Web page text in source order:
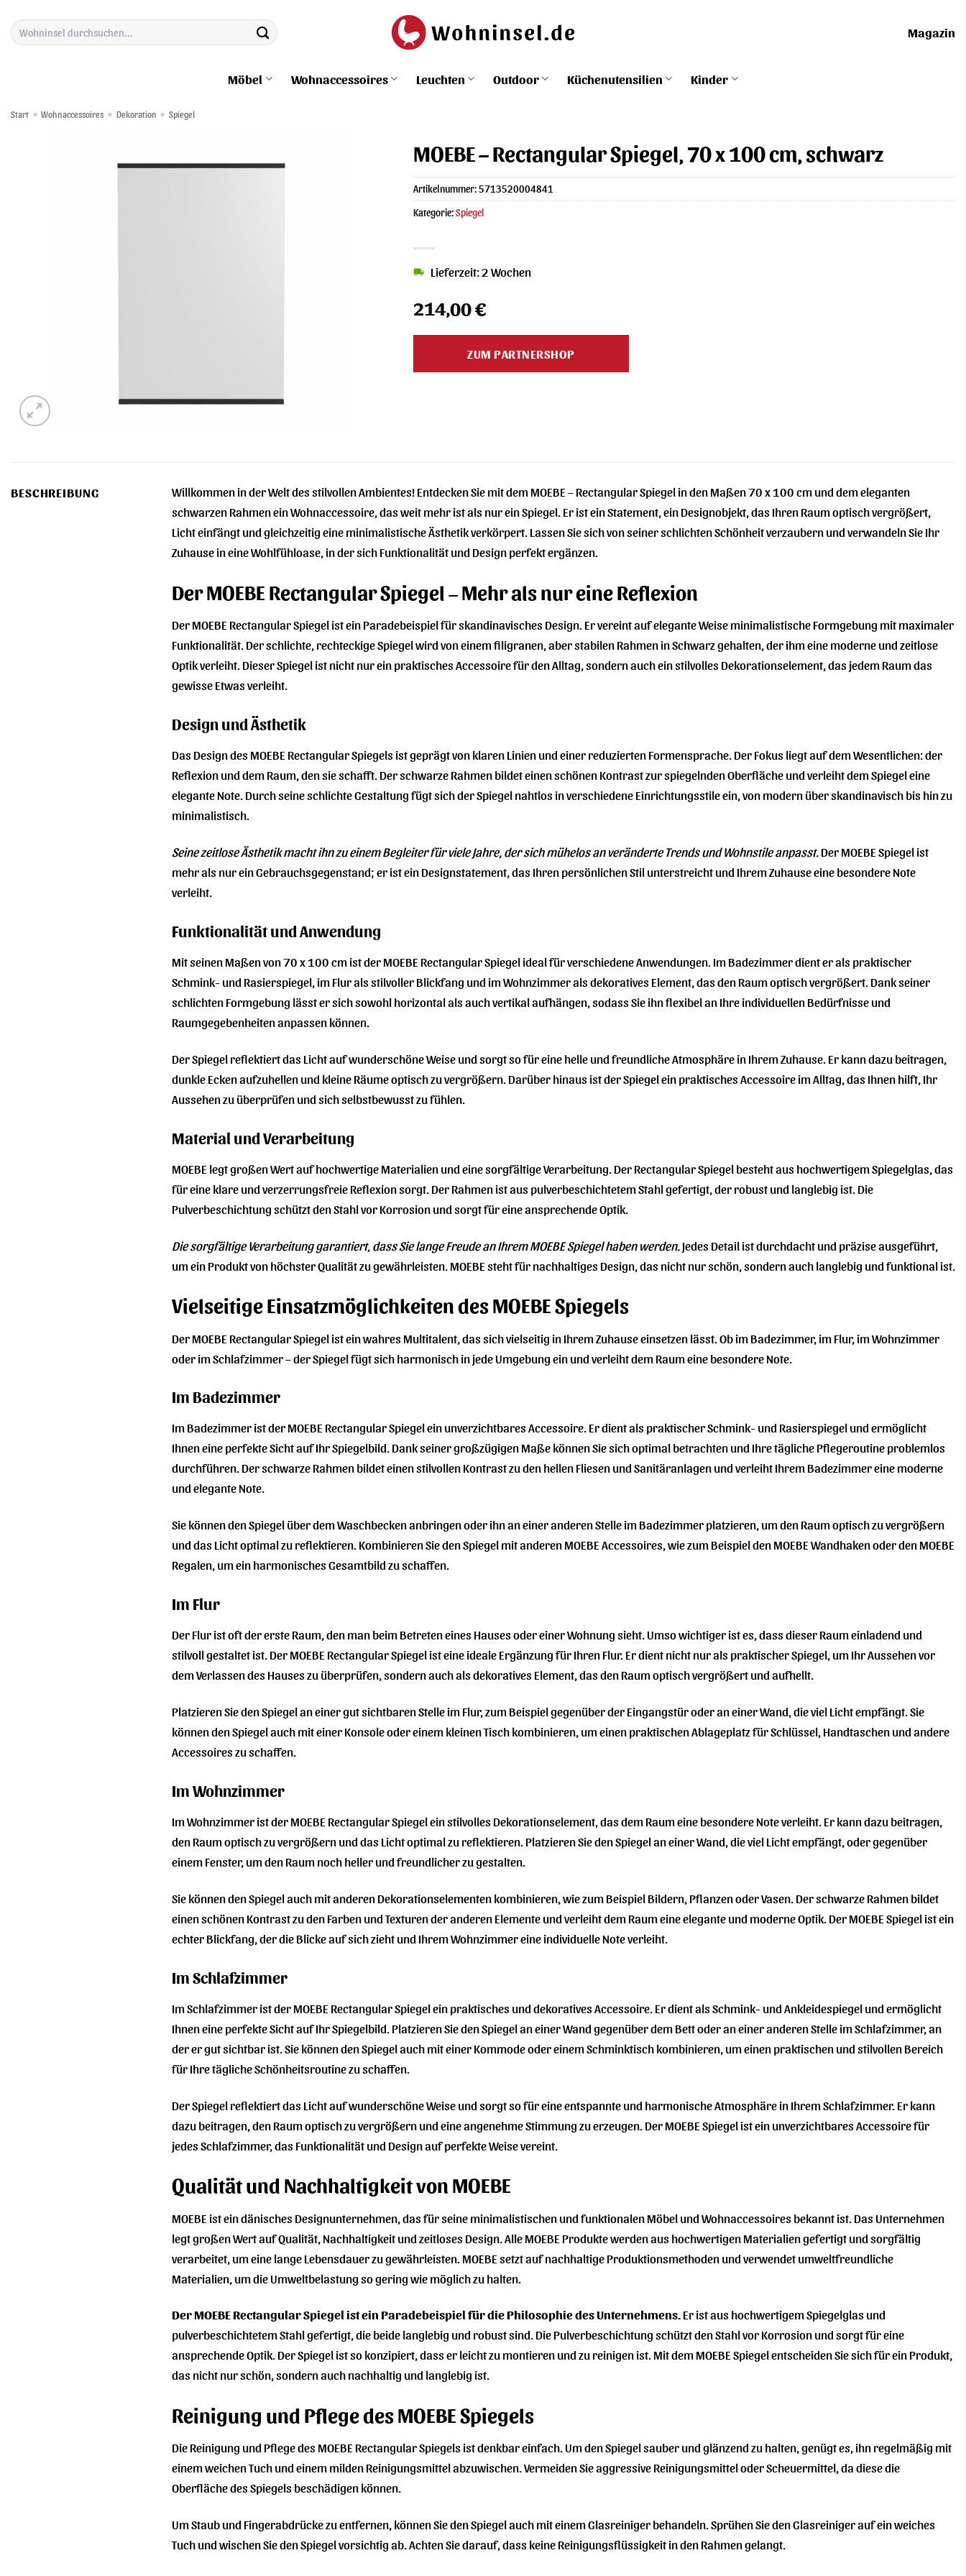
Inhalt
springen
Suchen
nach:
Magazin
Möbel Wohnaccessoires Leuchten Outdoor Küchenutensilien Kinder
Start » Wohnaccessoires » Dekoration » Spiegel
MOEBE – Rectangular Spiegel, 70 x 100 cm, schwarz
214,00€
Lieferzeit: 2 Wochen
ZUM PARTNERSHOP
Artikelnummer:5713520004841
Kategorie:Spiegel
BESCHREIBUNG
Willkommen in der Welt des stilvollen Ambientes! Entdecken Sie mit dem MOEBE – Rectangular Spiegel in den Maßen 70 x 100 cm und dem eleganten
schwarzen Rahmen ein Wohnaccessoire, das weit mehr ist als nur ein Spiegel. Er ist ein Statement, ein Designobjekt, das Ihren Raum optisch vergrößert,
Licht einfängt und gleichzeitig eine minimalistische Ästhetik verkörpert. Lassen Sie sich von seiner schlichten Schönheit verzaubern und verwandeln Sie Ihr
Zuhause in eine Wohlfühloase, in der sich Funktionalität und Design perfekt ergänzen.
Der MOEBE Rectangular Spiegel – Mehr als nur eine Reflexion
Der MOEBE Rectangular Spiegel ist ein Paradebeispiel für skandinavisches Design. Er vereint auf elegante Weise minimalistische Formgebung mit maximaler
Funktionalität. Der schlichte, rechteckige Spiegel wird von einem filigranen, aber stabilen Rahmen in Schwarz gehalten, der ihm eine moderne und zeitlose
Optik verleiht. Dieser Spiegel ist nicht nur ein praktisches Accessoire für den Alltag, sondern auch ein stilvolles Dekorationselement, das jedem Raum das
gewisse Etwas verleiht.
Design und Ästhetik
Das Design des MOEBE Rectangular Spiegels ist geprägt von klaren Linien und einer reduzierten Formensprache. Der Fokus liegt auf dem Wesentlichen: der
Reflexion und dem Raum, den sie schafft. Der schwarze Rahmen bildet einen schönen Kontrast zur spiegelnden Oberfläche und verleiht dem Spiegel eine
elegante Note. Durch seine schlichte Gestaltung fügt sich der Spiegel nahtlos in verschiedene Einrichtungsstile ein, von modern über skandinavisch bis hin zu
minimalistisch.
Seine zeitlose Ästhetik macht ihn zu einem Begleiter für viele Jahre, der sich mühelos an veränderte Trends und Wohnstile anpasst. Der MOEBE Spiegel ist
mehr als nur ein Gebrauchsgegenstand; er ist ein Designstatement, das Ihren persönlichen Stil unterstreicht und Ihrem Zuhause eine besondere Note
verleiht.
Funktionalität und Anwendung
Mit seinen Maßen von 70 x 100 cm ist der MOEBE Rectangular Spiegel ideal für verschiedene Anwendungen. Im Badezimmer dient er als praktischer
Schmink- und Rasierspiegel, im Flur als stilvoller Blickfang und im Wohnzimmer als dekoratives Element, das den Raum optisch vergrößert. Dank seiner
schlichten Formgebung lässt er sich sowohl horizontal als auch vertikal aufhängen, sodass Sie ihn flexibel an Ihre individuellen Bedürfnisse und
Raumgegebenheiten anpassen können.
Der Spiegel reflektiert das Licht auf wunderschöne Weise und sorgt so für eine helle und freundliche Atmosphäre in Ihrem Zuhause. Er kann dazu beitragen,
dunkle Ecken aufzuhellen und kleine Räume optisch zu vergrößern. Darüber hinaus ist der Spiegel ein praktisches Accessoire im Alltag, das Ihnen hilft, Ihr
Aussehen zu überprüfen und sich selbstbewusst zu fühlen.
Material und Verarbeitung
MOEBE legt großen Wert auf hochwertige Materialien und eine sorgfältige Verarbeitung. Der Rectangular Spiegel besteht aus hochwertigem Spiegelglas, das
für eine klare und verzerrungsfreie Reflexion sorgt. Der Rahmen ist aus pulverbeschichtetem Stahl gefertigt, der robust und langlebig ist. Die
Pulverbeschichtung schützt den Stahl vor Korrosion und sorgt für eine ansprechende Optik.
Die sorgfältige Verarbeitung garantiert, dass Sie lange Freude an Ihrem MOEBE Spiegel haben werden. Jedes Detail ist durchdacht und präzise ausgeführt,
um ein Produkt von höchster Qualität zu gewährleisten. MOEBE steht für nachhaltiges Design, das nicht nur schön, sondern auch langlebig und funktional ist.
Vielseitige Einsatzmöglichkeiten des MOEBE Spiegels
Der MOEBE Rectangular Spiegel ist ein wahres Multitalent, das sich vielseitig in Ihrem Zuhause einsetzen lässt. Ob im Badezimmer, im Flur, im Wohnzimmer
oder im Schlafzimmer – der Spiegel fügt sich harmonisch in jede Umgebung ein und verleiht dem Raum eine besondere Note.
Im Badezimmer
Im Badezimmer ist der MOEBE Rectangular Spiegel ein unverzichtbares Accessoire. Er dient als praktischer Schmink- und Rasierspiegel und ermöglicht
Ihnen eine perfekte Sicht auf Ihr Spiegelbild. Dank seiner großzügigen Maße können Sie sich optimal betrachten und Ihre tägliche Pflegeroutine problemlos
durchführen. Der schwarze Rahmen bildet einen stilvollen Kontrast zu den hellen Fliesen und Sanitäranlagen und verleiht Ihrem Badezimmer eine moderne
und elegante Note.
Sie können den Spiegel über dem Waschbecken anbringen oder ihn an einer anderen Stelle im Badezimmer platzieren, um den Raum optisch zu vergrößern
und das Licht optimal zu reflektieren. Kombinieren Sie den Spiegel mit anderen MOEBE Accessoires, wie zum Beispiel den MOEBE Wandhaken oder den MOEBE
Regalen, um ein harmonisches Gesamtbild zu schaffen.
Im Flur
Der Flur ist oft der erste Raum, den man beim Betreten eines Hauses oder einer Wohnung sieht. Umso wichtiger ist es, dass dieser Raum einladend und
stilvoll gestaltet ist. Der MOEBE Rectangular Spiegel ist eine ideale Ergänzung für Ihren Flur. Er dient nicht nur als praktischer Spiegel, um Ihr Aussehen vor
dem Verlassen des Hauses zu überprüfen, sondern auch als dekoratives Element, das den Raum optisch vergrößert und aufhellt.
Platzieren Sie den Spiegel an einer gut sichtbaren Stelle im Flur, zum Beispiel gegenüber der Eingangstür oder an einer Wand, die viel Licht empfängt. Sie
können den Spiegel auch mit einer Konsole oder einem kleinen Tisch kombinieren, um einen praktischen Ablageplatz für Schlüssel, Handtaschen und andere
Accessoires zu schaffen.
Im Wohnzimmer
Im Wohnzimmer ist der MOEBE Rectangular Spiegel ein stilvolles Dekorationselement, das dem Raum eine besondere Note verleiht. Er kann dazu beitragen,
den Raum optisch zu vergrößern und das Licht optimal zu reflektieren. Platzieren Sie den Spiegel an einer Wand, die viel Licht empfängt, oder gegenüber
einem Fenster, um den Raum noch heller und freundlicher zu gestalten.
Sie können den Spiegel auch mit anderen Dekorationselementen kombinieren, wie zum Beispiel Bildern, Pflanzen oder Vasen. Der schwarze Rahmen bildet
einen schönen Kontrast zu den Farben und Texturen der anderen Elemente und verleiht dem Raum eine elegante und moderne Optik. Der MOEBE Spiegel ist ein
echter Blickfang, der die Blicke auf sich zieht und Ihrem Wohnzimmer eine individuelle Note verleiht.
Im Schlafzimmer
Im Schlafzimmer ist der MOEBE Rectangular Spiegel ein praktisches und dekoratives Accessoire. Er dient als Schmink- und Ankleidespiegel und ermöglicht
Ihnen eine perfekte Sicht auf Ihr Spiegelbild. Platzieren Sie den Spiegel an einer Wand gegenüber dem Bett oder an einer anderen Stelle im Schlafzimmer, an
der er gut sichtbar ist. Sie können den Spiegel auch mit einer Kommode oder einem Schminktisch kombinieren, um einen praktischen und stilvollen Bereich
für Ihre tägliche Schönheitsroutine zu schaffen.
Der Spiegel reflektiert das Licht auf wunderschöne Weise und sorgt so für eine entspannte und harmonische Atmosphäre in Ihrem Schlafzimmer. Er kann
dazu beitragen, den Raum optisch zu vergrößern und eine angenehme Stimmung zu erzeugen. Der MOEBE Spiegel ist ein unverzichtbares Accessoire für
jedes Schlafzimmer, das Funktionalität und Design auf perfekte Weise vereint.
Qualität und Nachhaltigkeit von MOEBE
MOEBE ist ein dänisches Designunternehmen, das für seine minimalistischen und funktionalen Möbel und Wohnaccessoires bekannt ist. Das Unternehmen
legt großen Wert auf Qualität, Nachhaltigkeit und zeitloses Design. Alle MOEBE Produkte werden aus hochwertigen Materialien gefertigt und sorgfältig
verarbeitet, um eine lange Lebensdauer zu gewährleisten. MOEBE setzt auf nachhaltige Produktionsmethoden und verwendet umweltfreundliche
Materialien, um die Umweltbelastung so gering wie möglich zu halten.
Der MOEBE Rectangular Spiegel ist ein Paradebeispiel für die Philosophie des Unternehmens.Er ist aus hochwertigem Spiegelglas und
pulverbeschichtetem Stahl gefertigt, die beide langlebig und robust sind. Die Pulverbeschichtung schützt den Stahl vor Korrosion und sorgt für eine
ansprechende Optik. Der Spiegel ist so konzipiert, dass er leicht zu montieren und zu reinigen ist. Mit dem MOEBE Spiegel entscheiden Sie sich für ein Produkt,
das nicht nur schön, sondern auch nachhaltig und langlebig ist.
Reinigung und Pflege des MOEBE Spiegels
Die Reinigung und Pflege des MOEBE Rectangular Spiegels ist denkbar einfach. Um den Spiegel sauber und glänzend zu halten, genügt es, ihn regelmäßig mit
einem weichen Tuch und einem milden Reinigungsmittel abzuwischen. Vermeiden Sie aggressive Reinigungsmittel oder Scheuermittel, da diese die
Oberfläche des Spiegels beschädigen können.
Um Staub und Fingerabdrücke zu entfernen, können Sie den Spiegel auch mit einem Glasreiniger behandeln. Sprühen Sie den Glasreiniger auf ein weiches
Tuch und wischen Sie den Spiegel vorsichtig ab. Achten Sie darauf, dass keine Reinigungsflüssigkeit in den Rahmen gelangt.